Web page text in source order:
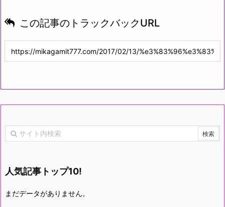
この記事のトラックバックURL
人気記事トップ10!
まだデータがありません。